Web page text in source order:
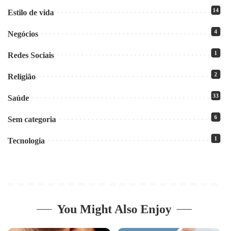
Estilo de vida 14
Negócios 4
Redes Sociais 1
Religião 2
Saúde 33
Sem categoria 6
Tecnologia 1
You Might Also Enjoy